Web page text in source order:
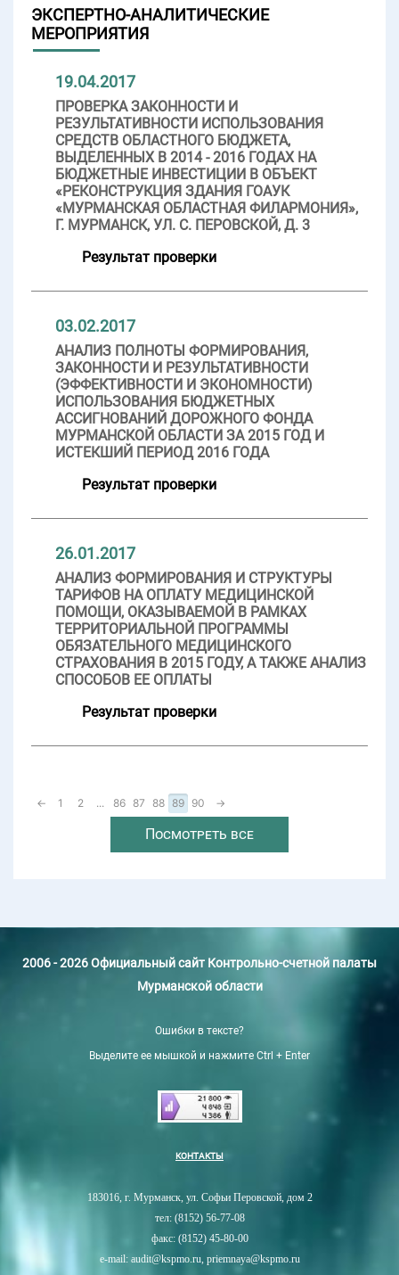
ЭКСПЕРТНО-АНАЛИТИЧЕСКИЕ
МЕРОПРИЯТИЯ
19.04.2017
ПРОВЕРКА ЗАКОННОСТИ И
РЕЗУЛЬТАТИВНОСТИ ИСПОЛЬЗОВАНИЯ
СРЕДСТВ ОБЛАСТНОГО БЮДЖЕТА,
ВЫДЕЛЕННЫХ В 2014 - 2016 ГОДАХ НА
БЮДЖЕТНЫЕ ИНВЕСТИЦИИ В ОБЪЕКТ
«РЕКОНСТРУКЦИЯ ЗДАНИЯ ГОАУК
«МУРМАНСКАЯ ОБЛАСТНАЯ ФИЛАРМОНИЯ»,
Г. МУРМАНСК, УЛ. С. ПЕРОВСКОЙ, Д. 3
Результат проверки
03.02.2017
АНАЛИЗ ПОЛНОТЫ ФОРМИРОВАНИЯ,
ЗАКОННОСТИ И РЕЗУЛЬТАТИВНОСТИ
(ЭФФЕКТИВНОСТИ И ЭКОНОМНОСТИ)
ИСПОЛЬЗОВАНИЯ БЮДЖЕТНЫХ
АССИГНОВАНИЙ ДОРОЖНОГО ФОНДА
МУРМАНСКОЙ ОБЛАСТИ ЗА 2015 ГОД И
ИСТЕКШИЙ ПЕРИОД 2016 ГОДА
Результат проверки
26.01.2017
АНАЛИЗ ФОРМИРОВАНИЯ И СТРУКТУРЫ
ТАРИФОВ НА ОПЛАТУ МЕДИЦИНСКОЙ
ПОМОЩИ, ОКАЗЫВАЕМОЙ В РАМКАХ
ТЕРРИТОРИАЛЬНОЙ ПРОГРАММЫ
ОБЯЗАТЕЛЬНОГО МЕДИЦИНСКОГО
СТРАХОВАНИЯ В 2015 ГОДУ, А ТАКЖЕ АНАЛИЗ
СПОСОБОВ ЕЕ ОПЛАТЫ
Результат проверки
← 1 2 ... 86 87 88 89 90 →
Посмотреть все
2006 - 2026 Официальный сайт Контрольно-счетной палаты
Мурманской области
Ошибки в тексте?
Выделите ее мышкой и нажмите Ctrl + Enter
КОНТАКТЫ
183016, г. Мурманск, ул. Софьи Перовской, дом 2
тел: (8152) 56-77-08
факс: (8152) 45-80-00
e-mail: audit@kspmo.ru, priemnaya@kspmo.ru